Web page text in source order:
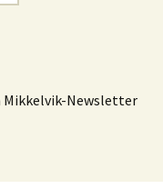
Mikkelvik-Newsletter